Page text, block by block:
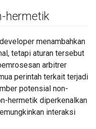
hermetik
menambahkan
tetapi aturan tersebut
arbitrer
perintah terkait terjadi
potensial non-
hermetik diperkenalkan
interaksi